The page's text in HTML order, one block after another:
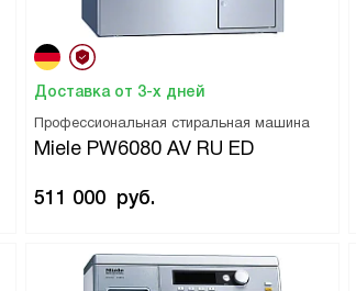
Профессиональная стиральная машина
Miele PW6080 AV RU ED
Доставка от 3-х дней
511 000 руб.